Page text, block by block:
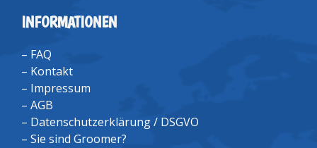
INFORMATIONEN
– FAQ
– Kontakt
– Impressum
– AGB
– Datenschutzerklärung / DSGVO
– Sie sind Groomer?